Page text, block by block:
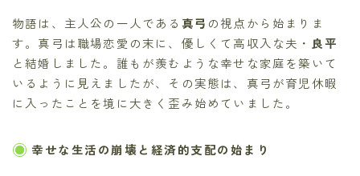
物語は、主人公の一人である 真弓 の視点から始まりま
す。真弓は職場恋愛の末に、優しくて高収入な夫・ 良平
と結婚しました。誰もが羨むような幸せな家庭を築いて
いるように見えましたが、その実態は、真弓が育児休暇
に入ったことを境に大きく歪み始めていました。
幸せな生活の崩壊と経済的支配の始まり